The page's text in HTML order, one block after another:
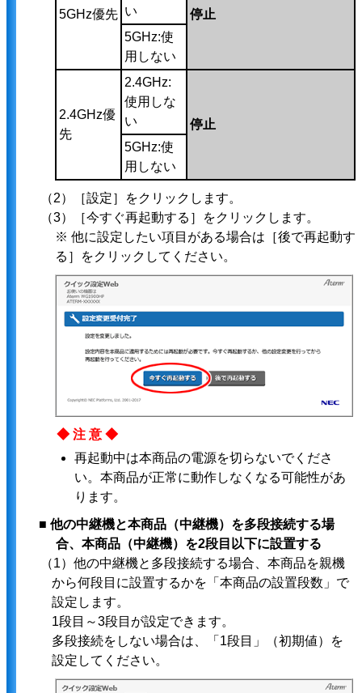
5GHz優先 い
停止
5GHz:使
用しない
2.4GHz優
先
2.4GHz:
使用しな
い
停止
5GHz:使
用しない
（2）［設定］をクリックします。
（3）［今すぐ再起動する］をクリックします。
※ 他に設定したい項目がある場合は［後で再起動す
る］をクリックしてください。
◆注意◆
再起動中は本商品の電源を切らないでくださ
い。本商品が正常に動作しなくなる可能性があ
ります。
■ 他の中継機と本商品（中継機）を多段接続する場
合、本商品（中継機）を2段目以下に設置する
（1）他の中継機と多段接続する場合、本商品を親機
から何段目に設置するかを「本商品の設置段数」で
設定します。
1段目～3段目が設定できます。
多段接続をしない場合は、「1段目」（初期値）を
設定してください。